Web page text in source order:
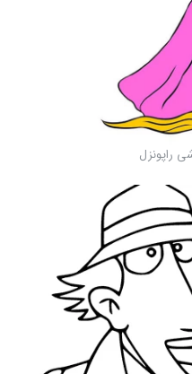
راپونزل